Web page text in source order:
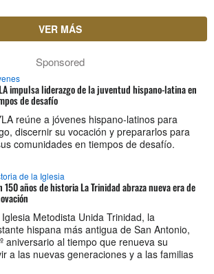
VER MÁS
Sponsored
impulsa liderazgo de la juventud hispano-latina en
de desafío
reúne a jóvenes hispano-latinos para
discernir su vocación y prepararlos para
comunidades en tiempos de desafío.
de la Iglesia
150 años de historia La Trinidad abraza nueva era de
Iglesia Metodista Unida Trinidad, la
hispana más antigua de San Antonio,
aniversario al tiempo que renueva su
a las nuevas generaciones y a las familias